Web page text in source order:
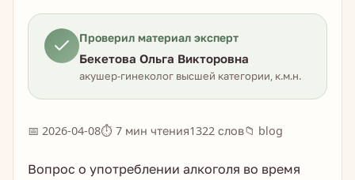
Проверил материал эксперт
Бекетова Ольга Викторовна
акушер-гинеколог высшей категории, к.м.н.
📅 2026-04-08⏱ 7 мин чтения1322 слов📁 blog
Вопрос о употреблении алкоголя во время